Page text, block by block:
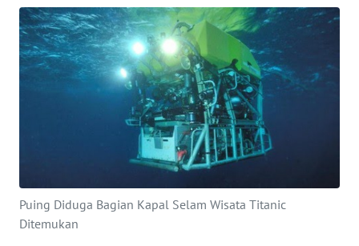
Puing Diduga Bagian Kapal Selam Wisata Titanic
Ditemukan
HUKRIM
OPINI
BERITA